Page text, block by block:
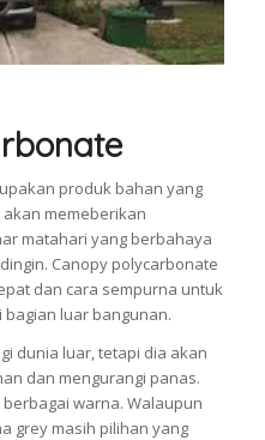
produk bahan yang
memeberikan
matahari yang berbahaya
Canopy polycarbonate
dan cara sempurna untuk
luar bangunan.
dunia luar, tetapi dia akan
dan mengurangi panas.
warna. Walaupun
grey masih pilihan yang